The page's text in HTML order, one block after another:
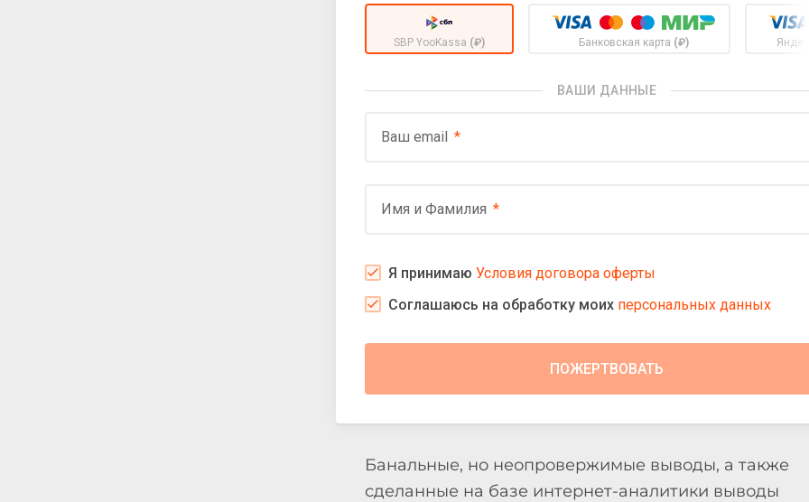
SBP YooKassa (₽) Банковская карта (₽)
ВАШИ ДАННЫЕ
Ваш email
Имя и Фамилия
Я принимаю Условия договора оферты
Соглашаюсь на обработку моих персональных данных
Банальные, но неопровержимые выводы, а также
сделанные на базе интернет-аналитики выводы